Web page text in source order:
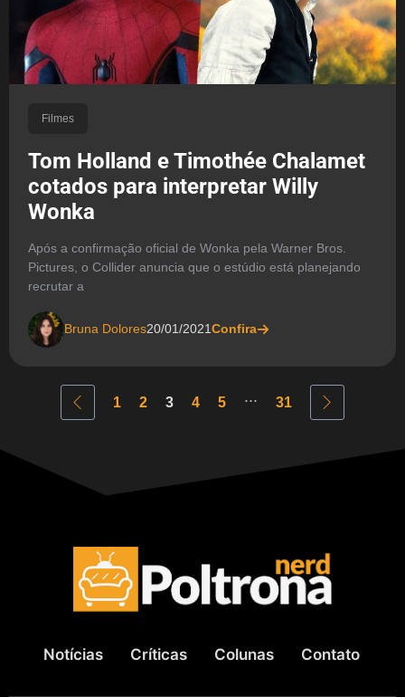
Filmes
Tom Holland e Timothée Chalamet
cotados para interpretar Willy
Wonka
Após a confirmação oficial de Wonka pela Warner Bros.
Pictures, o Collider anuncia que o estúdio está planejando
recrutar a
Bruna Dolores20/01/2021Confira
1 2 3 4 5 ... 31
Notícias Críticas Colunas Contato